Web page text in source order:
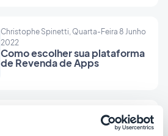
Christophe Spinetti, Quarta-Feira 8 Junho
2022
Como escolher sua plataforma
de Revenda de Apps
Christophe Spinetti, Terça-Feira 10 Maio